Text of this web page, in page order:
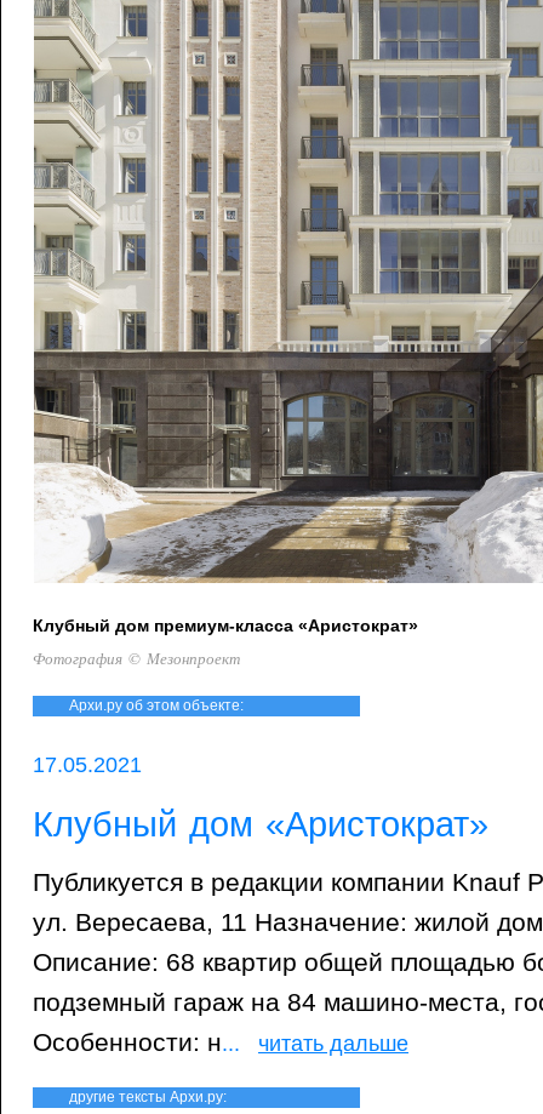
Клубный дом премиум-класса «Аристократ»
Фотография © Мезонпроект
Архи.ру об этом объекте:
17.05.2021
Клубный дом «Аристократ»
Публикуется в редакции компании Knauf
ул. Вересаева, 11 Назначение: жилой
Описание: 68 квартир общей площадью
подземный гараж на 84 машино-места,
Особенности: н... читать дальше
другие тексты Архи.ру: